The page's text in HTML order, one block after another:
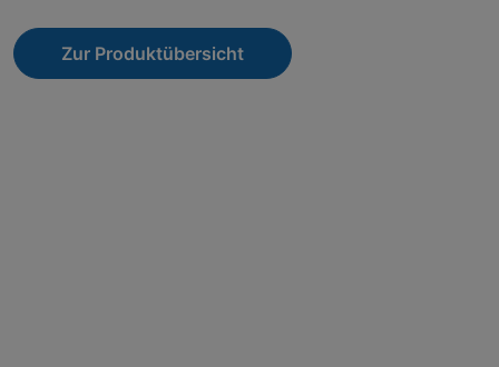
Zur Produktübersicht